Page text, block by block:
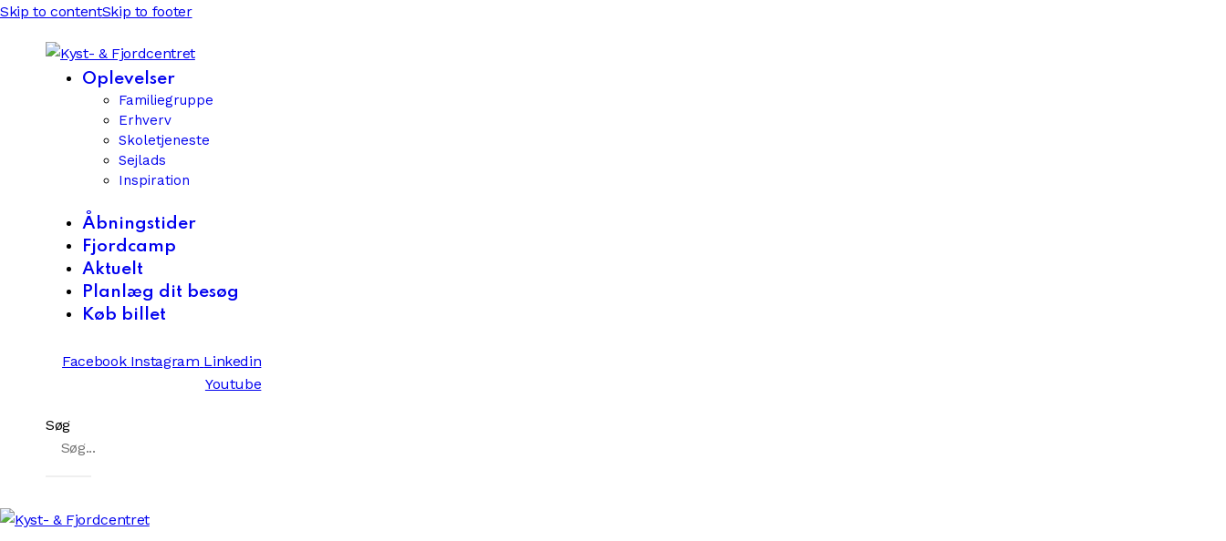
Skip to contentSkip to footer
Oplevelser
Familiegruppe
Erhverv
Skoletjeneste
Sejlads
Inspiration
Åbningstider
Fjordcamp
Aktuelt
Planlæg dit besøg
Køb billet
Facebook Instagram Linkedin
Youtube
Søg